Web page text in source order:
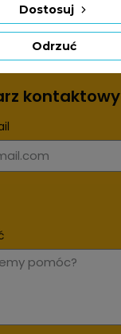
507 070
kontaktowy
Odrzuć
Dostosuj